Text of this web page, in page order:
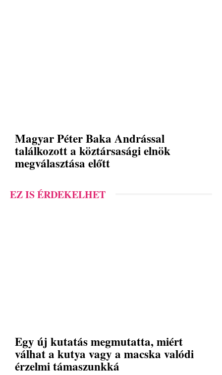
Magyar Péter Baka Andrással
találkozott a köztársasági elnök
megválasztása előtt
EZ IS ÉRDEKELHET
Egy új kutatás megmutatta, miért
válhat a kutya vagy a macska valódi
érzelmi támaszunkká